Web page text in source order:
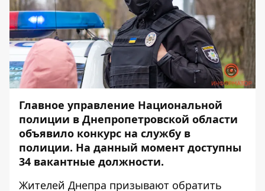
Главное управление Национальной
полиции в Днепропетровской области
объявило конкурс на службу в
полиции. На данный момент доступны
34 вакантные должности.
Жителей Днепра призывают обратить